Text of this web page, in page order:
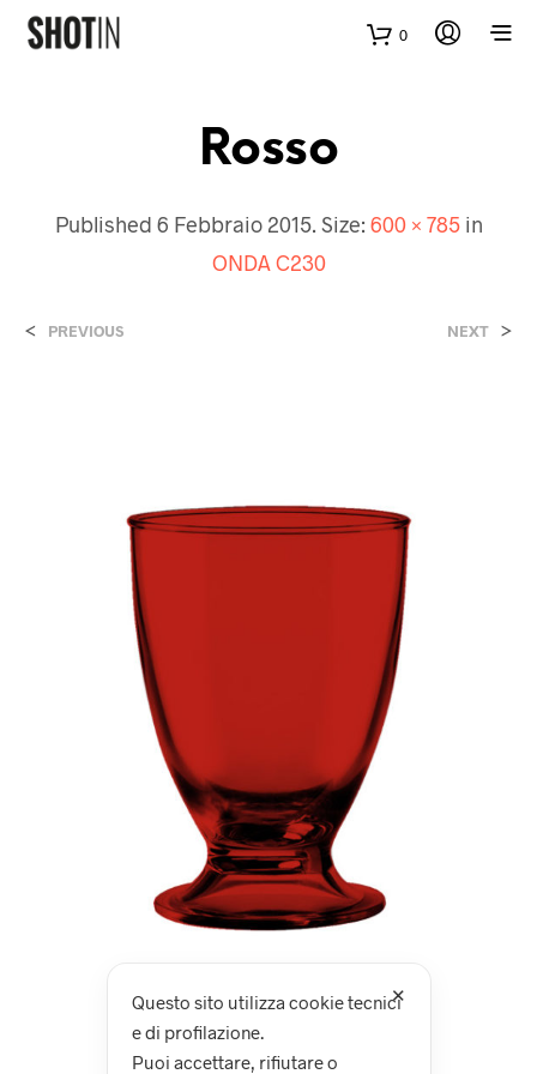
0
Rosso
Published 6 Febbraio 2015. Size: 600 × 785in
ONDA C230
< PREVIOUS NEXT >
✕
Questo sito utilizza cookie tecnici
e di profilazione.
Puoi accettare, rifiutare o